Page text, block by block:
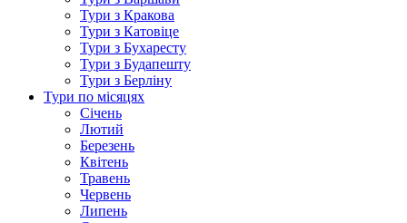
Тури з Кракова
Тури з Катовіце
Тури з Бухаресту
Тури з Будапешту
Тури з Берліну
Тури по місяцях
Січень
Лютий
Березень
Квітень
Травень
Червень
Липень